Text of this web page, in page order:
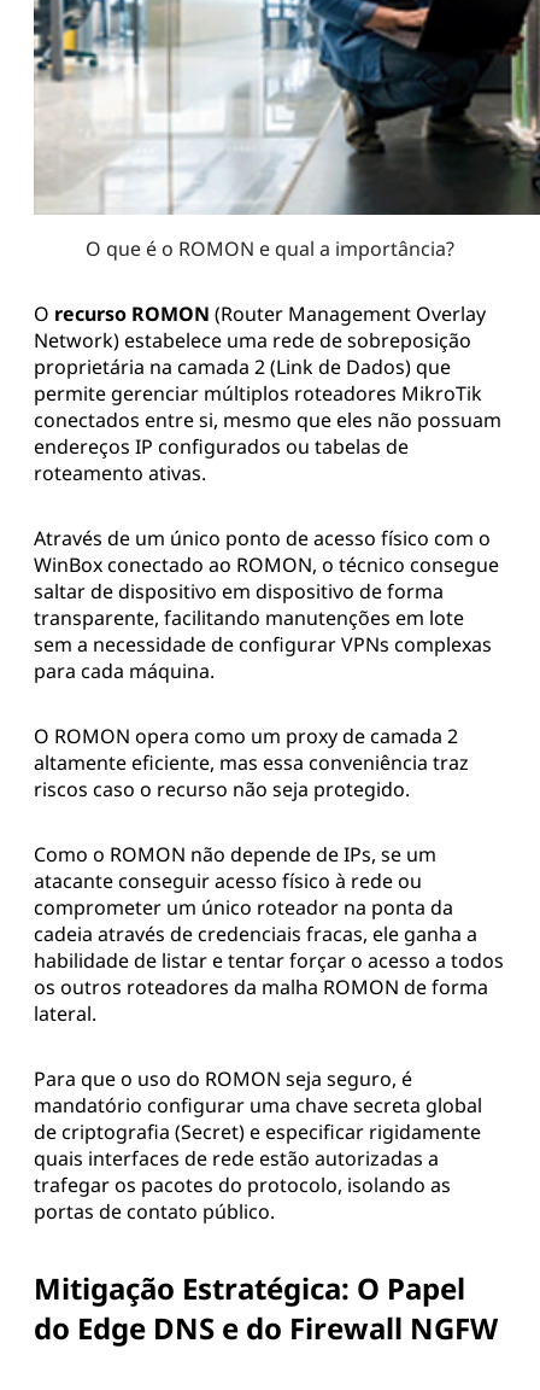
O que é o ROMON e qual a importância?
O recurso ROMON (Router Management Overlay
Network) estabelece uma rede de sobreposição
proprietária na camada 2 (Link de Dados) que
permite gerenciar múltiplos roteadores MikroTik
conectados entre si, mesmo que eles não possuam
endereços IP configurados ou tabelas de
roteamento ativas.
Através de um único ponto de acesso físico com o
WinBox conectado ao ROMON, o técnico consegue
saltar de dispositivo em dispositivo de forma
transparente, facilitando manutenções em lote
sem a necessidade de configurar VPNs complexas
para cada máquina.
O ROMON opera como um proxy de camada 2
altamente eficiente, mas essa conveniência traz
riscos caso o recurso não seja protegido.
Como o ROMON não depende de IPs, se um
atacante conseguir acesso físico à rede ou
comprometer um único roteador na ponta da
cadeia através de credenciais fracas, ele ganha a
habilidade de listar e tentar forçar o acesso a todos
os outros roteadores da malha ROMON de forma
lateral.
Para que o uso do ROMON seja seguro, é
mandatório configurar uma chave secreta global
de criptografia (Secret) e especificar rigidamente
quais interfaces de rede estão autorizadas a
trafegar os pacotes do protocolo, isolando as
portas de contato público.
Mitigação Estratégica: O Papel
do Edge DNS e do Firewall NGFW